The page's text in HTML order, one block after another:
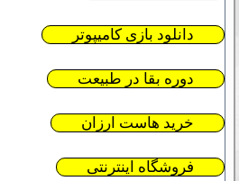
دانلود بازی کامیپوتر
دوره بقا در طبیعت
خرید هاست ارزان
فروشگاه اینترنتی